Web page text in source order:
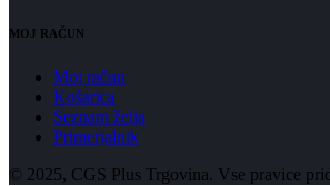
MOJ RAČUN
Moj račun
Košarica
Seznam želja
Primerjalnik
© 2025, CGS Plus Trgovina. Vse pravice